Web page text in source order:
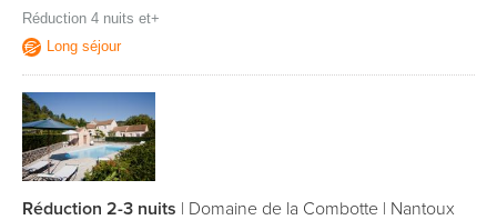
Réduction 4 nuits et+
Long séjour
Réduction 2-3 nuits Domaine de la Combotte Nantoux